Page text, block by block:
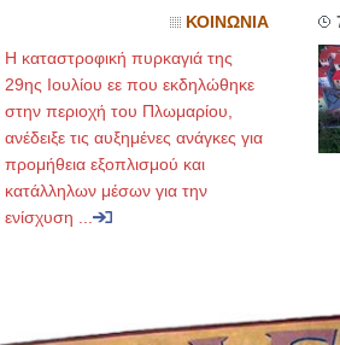
ΚΟΙΝΩΝΙΑ
Η καταστροφική πυρκαγιά της
29ης Ιουλίου εε που εκδηλώθηκε
στην περιοχή του Πλωμαρίου,
ανέδειξε τις αυξημένες ανάγκες για
προμήθεια εξοπλισμού και
κατάλληλων μέσων για την
ενίσχυση ...